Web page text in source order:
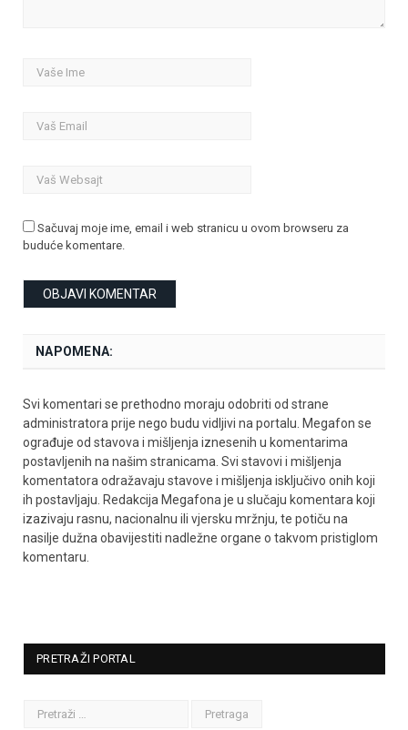
Sačuvaj moje ime, email i web stranicu u ovom browseru za
buduće komentare.
NAPOMENA:
Svi komentari se prethodno moraju odobriti od strane
administratora prije nego budu vidljivi na portalu. Megafon se
ograđuje od stavova i mišljenja iznesenih u komentarima
postavljenih na našim stranicama. Svi stavovi i mišljenja
komentatora odražavaju stavove i mišljenja isključivo onih koji
ih postavljaju. Redakcija Megafona je u slučaju komentara koji
izazivaju rasnu, nacionalnu ili vjersku mržnju, te potiču na
nasilje dužna obavijestiti nadležne organe o takvom pristiglom
komentaru.
PRETRAŽI PORTAL